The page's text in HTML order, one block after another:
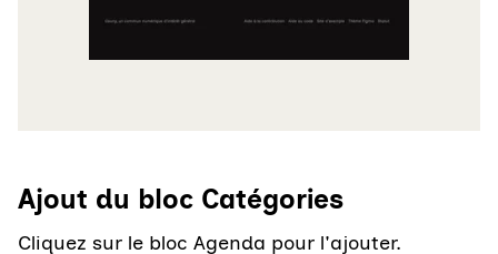
Ajout du bloc Catégories
Cliquez sur le bloc Agenda pour l'ajouter.